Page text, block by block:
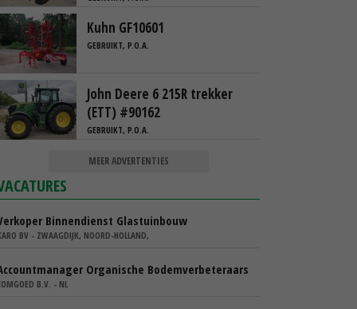
Kuhn GF10601
GEBRUIKT, P.O.A.
John Deere 6 215R trekker
(ETT) #90162
GEBRUIKT, P.O.A.
MEER ADVERTENTIES
Binnendienst Glastuinbouw
BV - ZWAAGDIJK, NOORD-HOLLAND,
Organische Bodemverbeteraars
B.V. - NL